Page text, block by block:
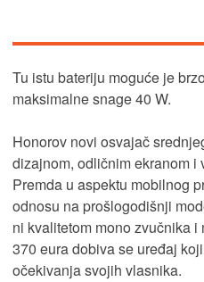
Tu istu bateriju moguće je
maksimalne snage 40 W.
Honorov novi osvajač
dizajnom, odličnim ekranom i
Premda u aspektu mobilnog
odnosu na prošlogodišnji
ni kvalitetom mono zvučnika i
370 eura dobiva se uređaj
očekivanja svojih vlasnika.